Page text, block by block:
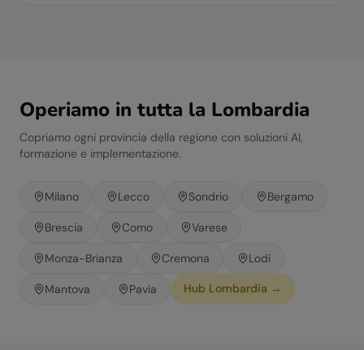
Operiamo in tutta la Lombardia
Copriamo ogni provincia della regione con soluzioni AI,
formazione e implementazione.
Milano Lecco Sondrio Bergamo
Brescia Como Varese
Monza-Brianza Cremona Lodi
Mantova Pavia Hub Lombardia →